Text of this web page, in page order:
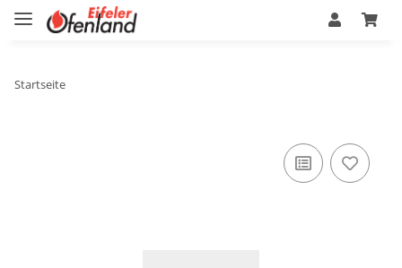
Startseite